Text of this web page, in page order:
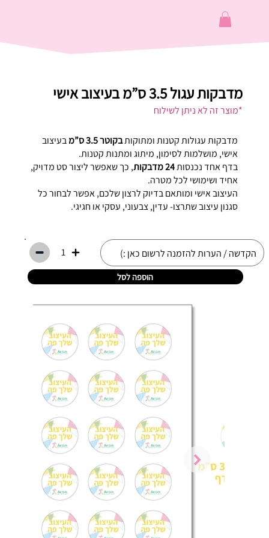
מדבקות עגול 3.5 ס”מ בעיצוב אישי
*מוצר זה לא ניתן לשילוח
מדבקות עגולות קטנות ומתוקותבקוטר 3.5 ס”מ
בעיצוב
אישי, מושלמות לסימון, מיתוג ומתנות קטנות.
בדף אחד נכנסות24 מדבקות
, כך שאפשר ליצור סט מדויק,
אחיד ושימושי לכל מטרה.
העיצוב אישי ומותאם בדיוק לרצון שלכם, אפשר לבחור כל
סגנון עיצוב שתרצו- עדין, צבעוני, עסקי או חגיגי.
1
הוספה לסל